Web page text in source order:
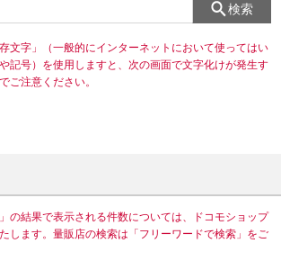
検索
文字」（一般的にインターネットにおいて使ってはい
記号）を使用しますと、次の画面で文字化けが発生す
ご注意ください。
の結果で表示される件数については、ドコモショップ
します。量販店の検索は「フリーワードで検索」をご